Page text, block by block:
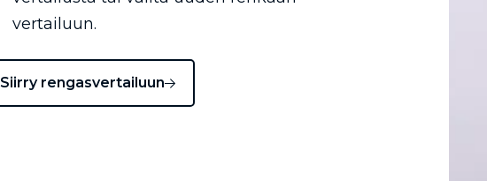
vertailuun.
Siirry rengasvertailuun